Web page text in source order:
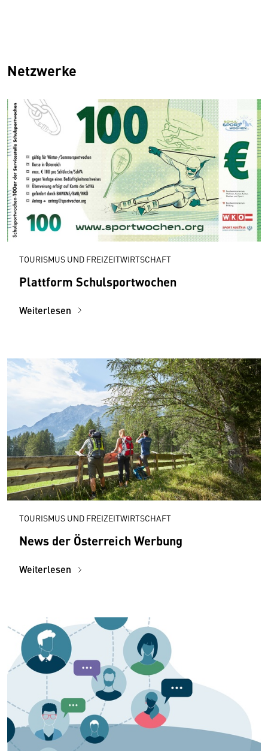
Netzwerke
TOURISMUS UND FREIZEITWIRTSCHAFT
Plattform Schulsportwochen
Weiterlesen
TOURISMUS UND FREIZEITWIRTSCHAFT
News der Österreich Werbung
Weiterlesen